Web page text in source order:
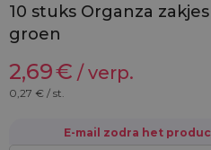
10 stuks Organza
groen
2,69€ / verp.
0,27 € / st.
E-mail zodra het